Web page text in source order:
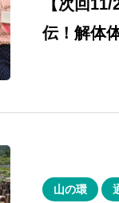
【次回
伝！解体
山の環